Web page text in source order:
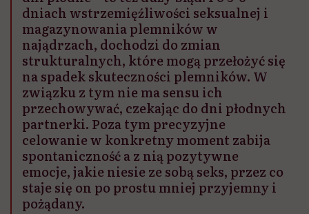
dniach wstrzemięźliwości seksualnej i
magazynowania plemników w
najądrzach, dochodzi do zmian
strukturalnych, które mogą przełożyć się
na spadek skuteczności plemników. W
związku z tym nie ma sensu ich
przechowywać, czekając do dni płodnych
partnerki. Poza tym precyzyjne
celowanie w konkretny moment zabija
spontaniczność a z nią pozytywne
emocje, jakie niesie ze sobą seks, przez co
staje się on po prostu mniej przyjemny i
pożądany.